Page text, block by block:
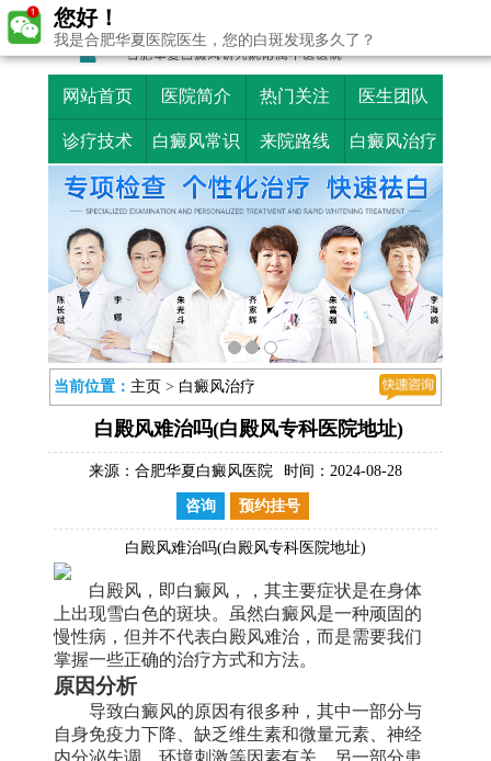
网站首页 医院简介 热门关注 医生团队
诊疗技术 白癜风常识 来院路线 白癜风治疗
当前位置： 主页 > 白癜风治疗
白殿风难治吗(白殿风专科医院地址)
来源： 合肥华夏白癜风医院 时间：2024-08-28
咨询 预约挂号
白殿风难治吗(白殿风专科医院地址)
白殿风，即白癜风，，其主要症状是在身体
上出现雪白色的斑块。虽然白癜风是一种顽固的
慢性病，但并不代表白殿风难治，而是需要我们
掌握一些正确的治疗方式和方法。
原因分析
导致白癜风的原因有很多种，其中一部分与
自身免疫力下降、缺乏维生素和微量元素、神经
内分泌失调、环境刺激等因素有关。另一部分患
您好！
我是合肥华夏医院医生，您的白斑发现多久了？